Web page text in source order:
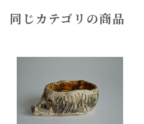
同じカテゴリの商品